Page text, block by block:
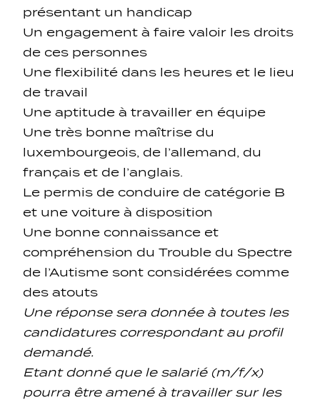
présentant un handicap
Un engagement à faire valoir les droits
de ces personnes
Une flexibilité dans les heures et le lieu
de travail
Une aptitude à travailler en équipe
Une très bonne maîtrise du
luxembourgeois, de l’allemand, du
français et de l’anglais.
Le permis de conduire de catégorie B
et une voiture à disposition
Une bonne connaissance et
compréhension du Trouble du Spectre
de l’Autisme sont considérées comme
des atouts
Une réponse sera donnée à toutes les
candidatures correspondant au profil
demandé.
Etant donné que le salarié (m/f/x)
pourra être amené à travailler sur les